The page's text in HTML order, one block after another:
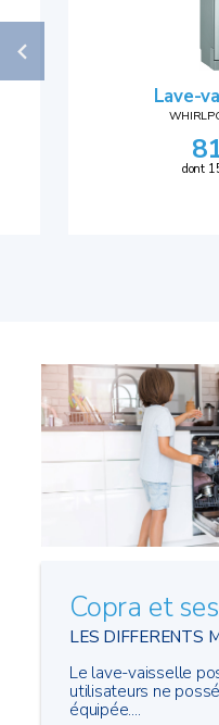
Lave-
dont
Copra et ses
LES DIFFERENTS
Le lave-vaisselle
utilisateurs ne
équipée....